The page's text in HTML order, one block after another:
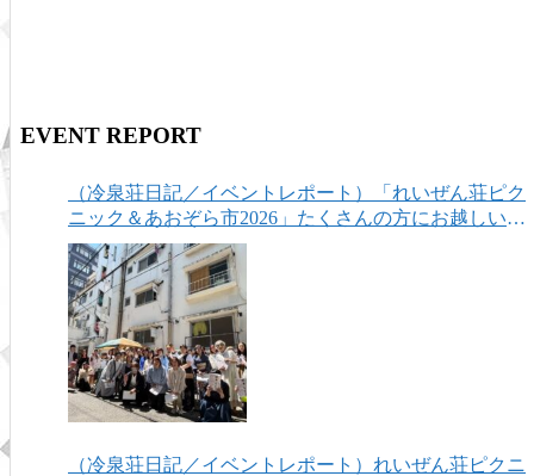
EVENT REPORT
（冷泉荘日記／イベントレポート）「れいぜん荘ピク
ニック＆あおぞら市2026」たくさんの方にお越しいた
だき、ありがとうございました！
（冷泉荘日記／イベントレポート）れいぜん荘ピクニ